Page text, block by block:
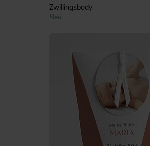
Zwillingsbody
Neu